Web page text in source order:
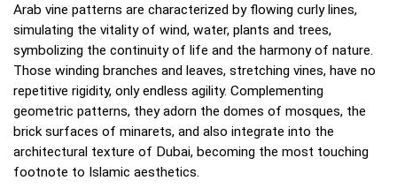
Arab vine patterns are characterized by flowing curly lines,
simulating the vitality of wind, water, plants and trees,
symbolizing the continuity of life and the harmony of nature.
Those winding branches and leaves, stretching vines, have no
repetitive rigidity, only endless agility. Complementing
geometric patterns, they adorn the domes of mosques, the
brick surfaces of minarets, and also integrate into the
architectural texture of Dubai, becoming the most touching
footnote to Islamic aesthetics.